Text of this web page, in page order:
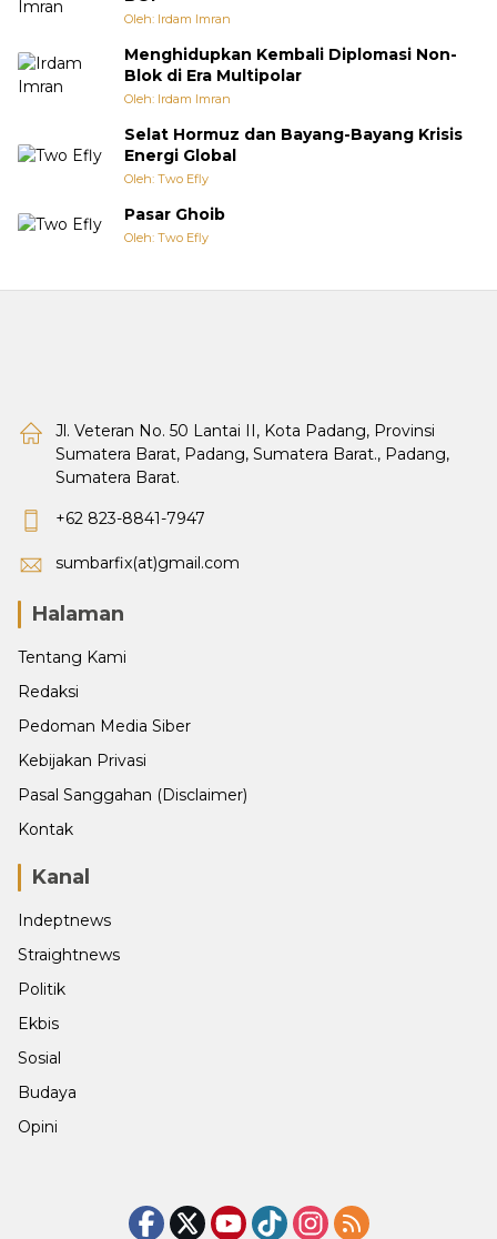
Oleh: Irdam Imran
Menghidupkan Kembali Diplomasi Non-
Blok di Era Multipolar
Oleh: Irdam Imran
Selat Hormuz dan Bayang-Bayang Krisis
Energi Global
Oleh: Two Efly
Pasar Ghoib
Oleh: Two Efly
Jl. Veteran No. 50 Lantai II, Kota Padang, Provinsi
Sumatera Barat, Padang, Sumatera Barat., Padang,
Sumatera Barat.
+62 823-8841-7947
sumbarfix(at)gmail.com
Halaman
Tentang Kami
Redaksi
Pedoman Media Siber
Kebijakan Privasi
Pasal Sanggahan (Disclaimer)
Kontak
Kanal
Indeptnews
Straightnews
Politik
Ekbis
Sosial
Budaya
Opini